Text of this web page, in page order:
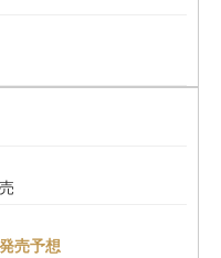
売予想